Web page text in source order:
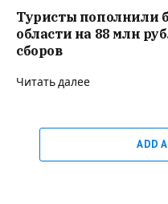
Туристы пополнили
области на 88 млн
сборов
Читать далее
ADD